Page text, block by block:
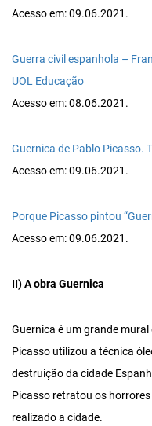
Acesso em: 09.06.2021.
Guerra civil espanhola –
UOL Educação
Acesso em: 08.06.2021.
Guernica de Pablo Picasso.
Acesso em: 09.06.2021.
Porque Picasso pintou
Acesso em: 09.06.2021.
II) A obra Guernica
Guernica é um grande
Picasso utilizou a técnica
destruição da cidade
Picasso retratou os
realizado a cidade.